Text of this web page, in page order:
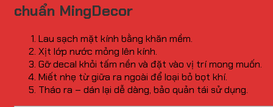
chuẩn MingDecor
Lau sạch mặt kính bằng khăn mềm.
Xịt lớp nước mỏng lên kính.
Gỡ decal khỏi tấm nền và đặt vào vị trí mong muốn.
Miết nhẹ từ giữa ra ngoài để loại bỏ bọt khí.
Tháo ra – dán lại dễ dàng, bảo quản tái sử dụng.